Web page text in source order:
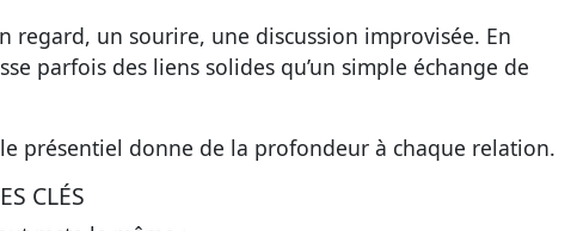
regard, un sourire, une discussion improvisée. En
parfois des liens solides qu’un simple échange de
présentiel donne de la profondeur à chaque relation.
CLÉS